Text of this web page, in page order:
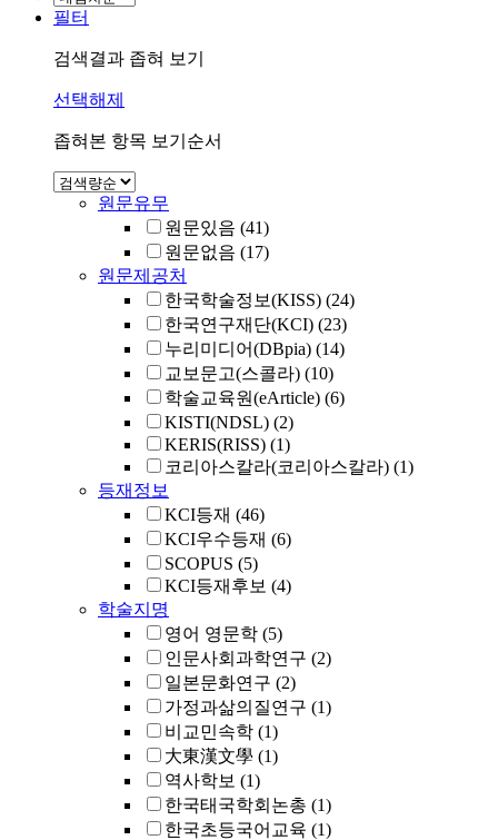
필터
검색결과 좁혀 보기
선택해제
좁혀본 항목 보기순서
원문유무
원문있음 (41)
원문없음 (17)
원문제공처
한국학술정보(KISS) (24)
한국연구재단(KCI) (23)
누리미디어(DBpia) (14)
교보문고(스콜라) (10)
학술교육원(eArticle) (6)
KISTI(NDSL) (2)
KERIS(RISS) (1)
코리아스칼라(코리아스칼라) (1)
등재정보
KCI등재 (46)
KCI우수등재 (6)
SCOPUS (5)
KCI등재후보 (4)
학술지명
영어 영문학 (5)
인문사회과학연구 (2)
일본문화연구 (2)
가정과삶의질연구 (1)
비교민속학 (1)
大東漢文學 (1)
역사학보 (1)
한국태국학회논총 (1)
한국초등국어교육 (1)